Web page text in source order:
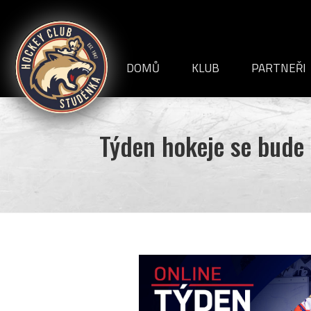
Studénka
DOMŮ KLUB
VEDENÍ KLUBU
HISTORIE
REPORTÁŽE
PARTNEŘI
Týden hokeje se